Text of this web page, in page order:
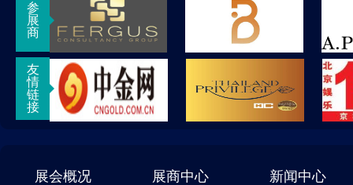
参
展
商
友
情
链
接
展会概况 展商中心 新闻中心